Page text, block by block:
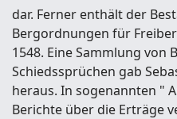
dar. Ferner enthält der
Bergordnungen für
1548. Eine Sammlung von
Schiedssprüchen gab
heraus. In sogenannten "
Berichte über die Erträge